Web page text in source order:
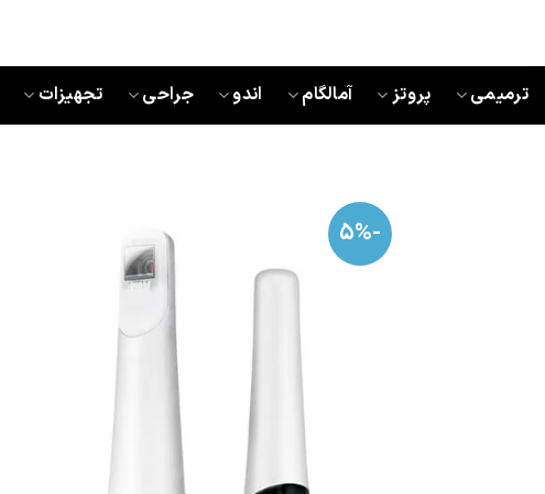
content
ترمیمی پروتز آمالگام اندو جراحی تجهیزات
-5%